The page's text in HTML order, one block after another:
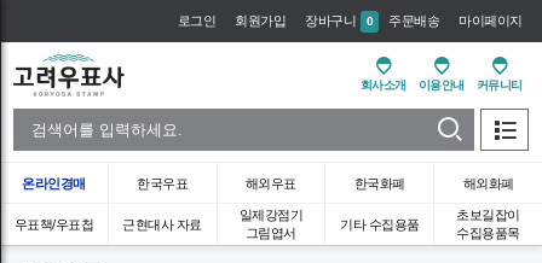
로그인 회원가입 장바구니 0 주문배송 마이페이지
회사소개 이용안내 커뮤니티
온라인경매 한국우표 해외우표 한국화폐 해외화폐
우표책/우표첩 근현대사 자료
일제강점기
그림엽서
기타 수집용품
초보길잡이
수집용품목